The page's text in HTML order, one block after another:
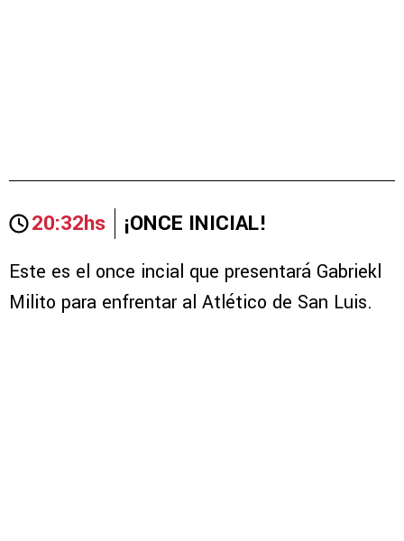
20:32hs ¡ONCE INICIAL!
Este es el once incial que presentará Gabriekl
Milito para enfrentar al Atlético de San Luis.